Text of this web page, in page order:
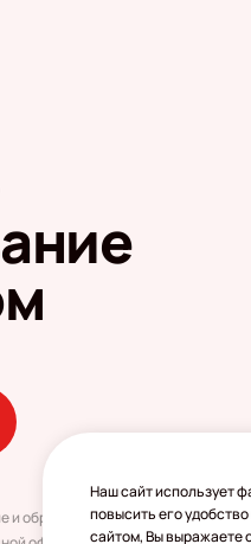
и образование за рубежом
Наш сайт использует
повысить его
сайтом, Вы выражаете